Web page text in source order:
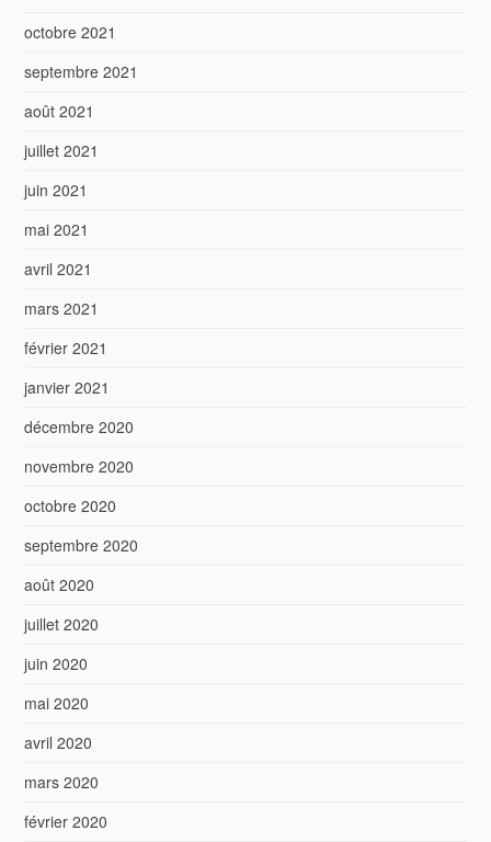
octobre 2021
septembre 2021
août 2021
juillet 2021
juin 2021
mai 2021
avril 2021
mars 2021
février 2021
janvier 2021
décembre 2020
novembre 2020
octobre 2020
septembre 2020
août 2020
juillet 2020
juin 2020
mai 2020
avril 2020
mars 2020
février 2020